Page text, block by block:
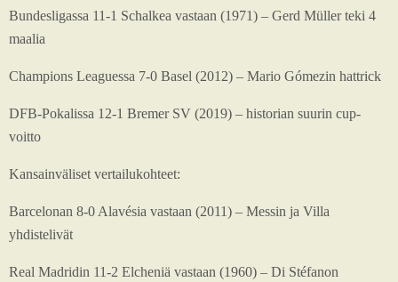
Bundesligassa 11-1 Schalkea vastaan (1971) – Gerd Müller teki 4
maalia
Champions Leaguessa 7-0 Basel (2012) – Mario Gómezin hattrick
DFB-Pokalissa 12-1 Bremer SV (2019) – historian suurin cup-
voitto
Kansainväliset vertailukohteet:
Barcelonan 8-0 Alavésia vastaan (2011) – Messin ja Villa
yhdistelivät
Real Madridin 11-2 Elcheniä vastaan (1960) – Di Stéfanon